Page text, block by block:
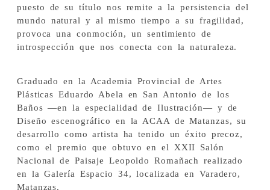
puesto de su título nos remite a la persistencia del
mundo natural y al mismo tiempo a su fragilidad,
provoca una conmoción, un sentimiento de
introspección que nos conecta con la naturaleza.
Graduado en la Academia Provincial de Artes
Plásticas Eduardo Abela en San Antonio de los
Baños —en la especialidad de Ilustración— y de
Diseño escenográfico en la ACAA de Matanzas, su
desarrollo como artista ha tenido un éxito precoz,
como el premio que obtuvo en el XXII Salón
Nacional de Paisaje Leopoldo Romañach realizado
en la Galería Espacio 34, localizada en Varadero,
Matanzas.